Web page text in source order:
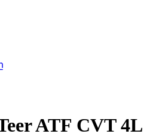
ATF CVT 4L